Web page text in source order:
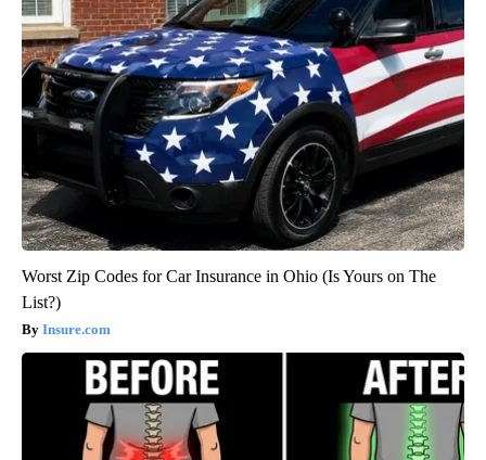
Worst Zip Codes for Car Insurance in Ohio (Is Yours on The
List?)
Insure.com